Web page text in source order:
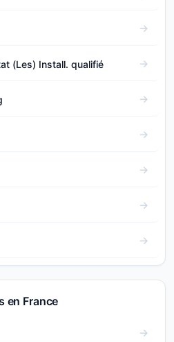
(Les) Install. qualifié
en France